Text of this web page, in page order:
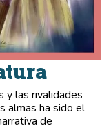
y las rivalidades
almas ha sido el
de